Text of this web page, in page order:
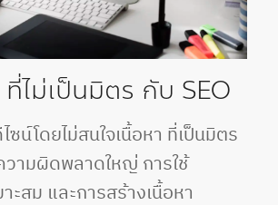
ไม่เป็นมิตร กับ SEO
ซน์โดยไม่สนใจเนื้อหา ที่เป็นมิตร
วามผิดพลาดใหญ่ การใช้
ะสม และการสร้างเนื้อหา